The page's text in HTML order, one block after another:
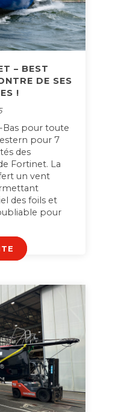
– BEST
DE SES
!
Bas pour toute
pour 7
des
Fortinet. La
un vent
des foils et
pour